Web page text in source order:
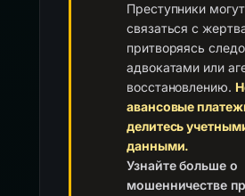
Преступники
связаться с
притворяясь
адвокатами или
восстановлению.
авансовые
делитесь
данными.
Узнайте больше о
мошенничестве